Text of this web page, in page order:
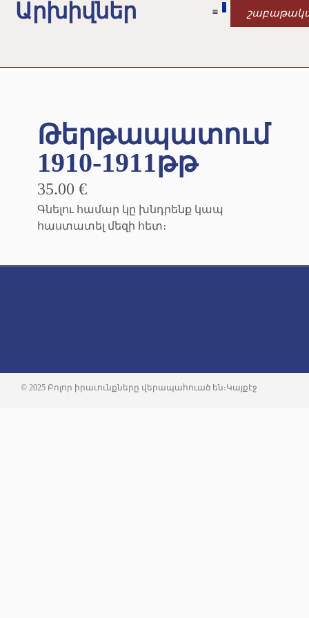
Արխիվներ
Թերթապատում
1910-1911թթ
35.00 €
Գնելու համար կը խնդրենք կապ
հաստատել մեզի հետ։
© 2025 Բոլոր իրաւունքները վերապահուած են։Կայքէջ